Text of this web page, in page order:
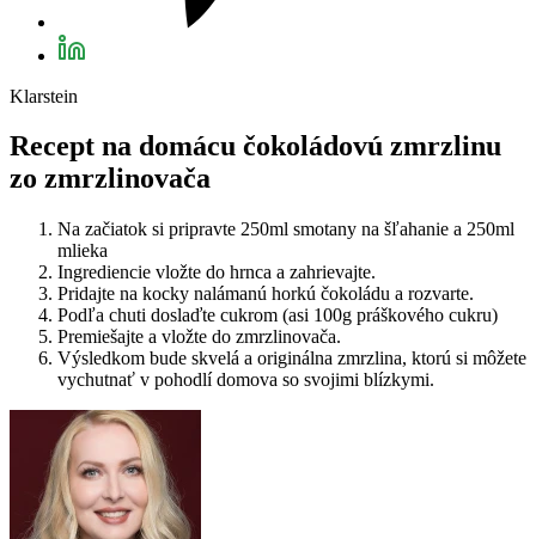
Klarstein
Recept na domácu čokoládovú zmrzlinu
zo zmrzlinovača
Na začiatok si pripravte 250ml smotany na šľahanie a 250ml
mlieka
Ingrediencie vložte do hrnca a zahrievajte.
Pridajte na kocky nalámanú horkú čokoládu a rozvarte.
Podľa chuti doslaďte cukrom (asi 100g práškového cukru)
Premiešajte a vložte do zmrzlinovača.
Výsledkom bude skvelá a originálna zmrzlina, ktorú si môžete
vychutnať v pohodlí domova so svojimi blízkymi.